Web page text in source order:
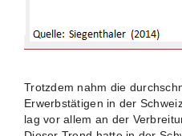
Trotzdem nahm die
Erwerbstätigen in der
lag vor allem an der